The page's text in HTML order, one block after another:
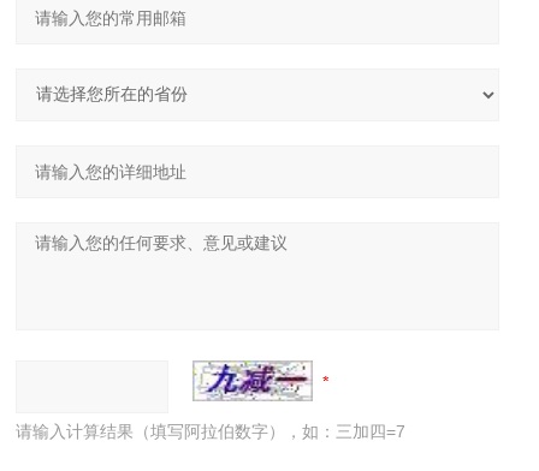
请输入计算结果（填写阿拉伯数字），如：三加四=7